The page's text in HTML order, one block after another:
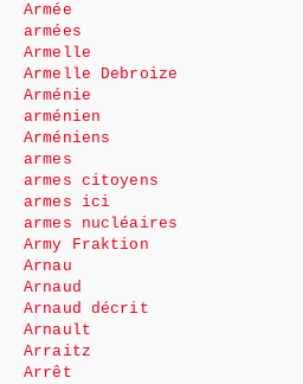
Armée
armées
Armelle
Armelle Debroize
Arménie
arménien
Arméniens
armes
armes citoyens
armes ici
armes nucléaires
Army Fraktion
Arnau
Arnaud
Arnaud décrit
Arnault
Arraitz
Arrêt